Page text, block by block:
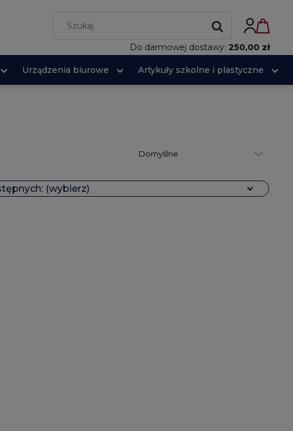
Do darmowej dostawy: 250,00 zł
Urządzenia biurowe Artykuły szkolne i plastyczne
(wybierz)